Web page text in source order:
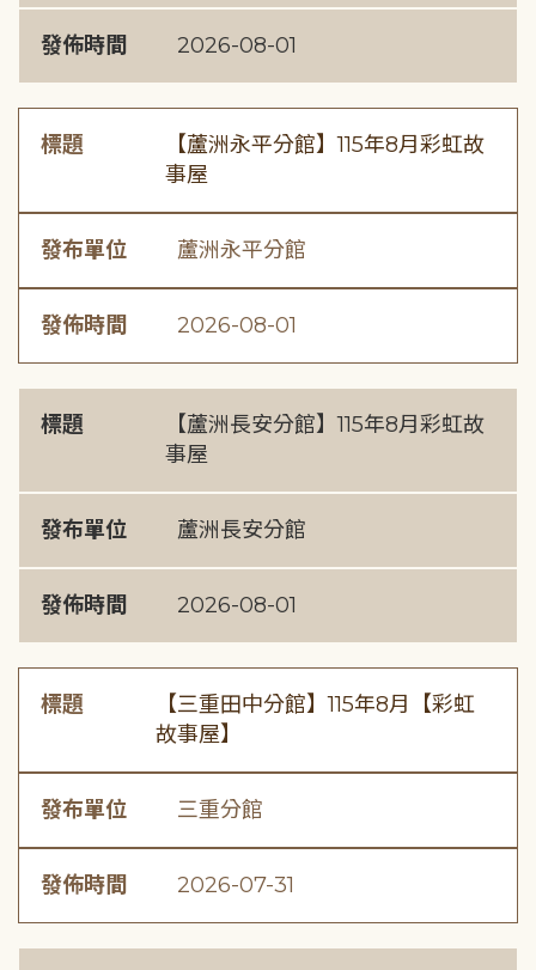
發佈時間 2026-08-01
標題
【蘆洲永平分館】115年8月彩虹故
事屋
發布單位 蘆洲永平分館
發佈時間 2026-08-01
標題
【蘆洲長安分館】115年8月彩虹故
事屋
發布單位 蘆洲長安分館
發佈時間 2026-08-01
標題
【三重田中分館】115年8月【彩虹
故事屋】
發布單位 三重分館
發佈時間 2026-07-31